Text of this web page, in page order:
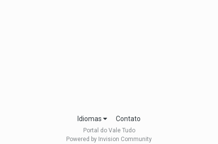
Idiomas Contato
Portal do Vale Tudo
Powered by Invision Community